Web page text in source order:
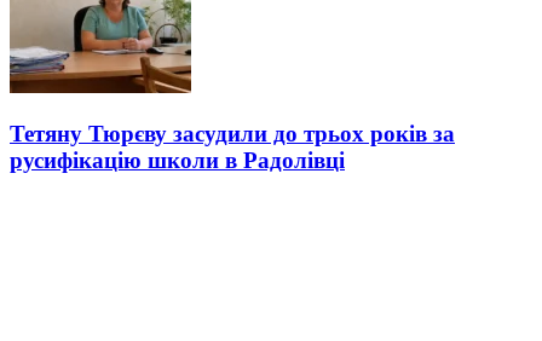
Тетяну Тюрєву засудили до трьох років за
русифікацію школи в Радолівці